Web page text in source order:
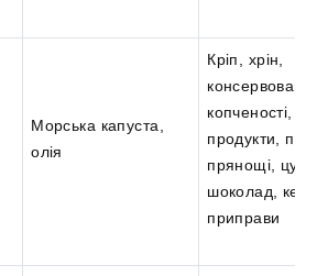
Морська капуста,
олія
Кріп, хрін,
консервована
копченості,
продукти,
прянощі,
шоколад,
приправи